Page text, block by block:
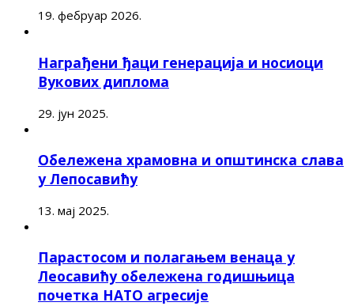
19. фебруар 2026.
Награђени ђаци генерација и носиоци
Вукових диплома
29. јун 2025.
Обележена храмовна и општинска слава
у Лепосавићу
13. мај 2025.
Парастосом и полагањем венаца у
Леосавићу обележена годишњица
почетка НАТО агресије